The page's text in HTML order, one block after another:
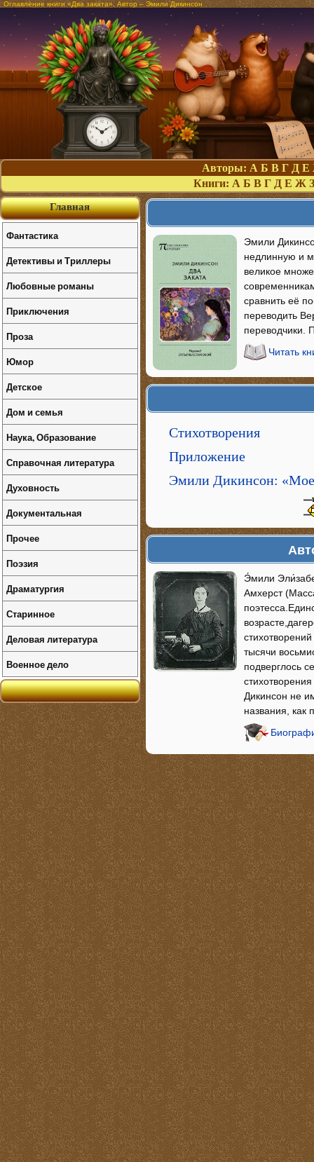
Оглавление книги «Два заката». Автор – Эмили Дикинсон
Авторы: А Б В Г Д Е
Книги: А Б В Г Д Е Ж З
Эмили
недлинную и
великое
сравнить её
переводить
переводчики.
Читать
Стихотворения
Приложение
Эмили Дикинсон: «Мое
Э́мили
Амхерст
тысячи
подверглось
Дикинсон не
названия, как
Главная
Фантастика
Детективы и Триллеры
Любовные романы
Приключения
Проза
Юмор
Детское
Дом и семья
Наука, Образование
Справочная литература
Духовность
Документальная
Прочее
Поэзия
Драматургия
Старинное
Деловая литература
Военное дело